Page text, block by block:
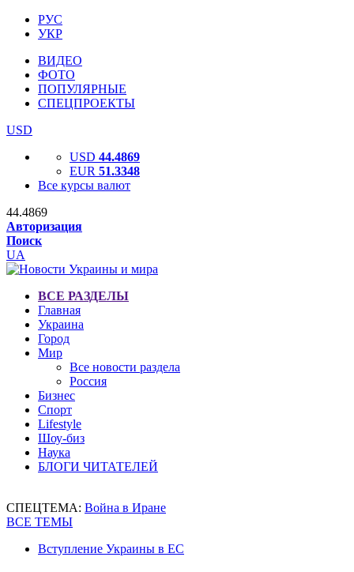
РУС
УКР
ВИДЕО
ФОТО
ПОПУЛЯРНЫЕ
СПЕЦПРОЕКТЫ
USD
USD 44.4869
EUR 51.3348
Все курсы валют
44.4869
Авторизация
Поиск
UA
ВСЕ РАЗДЕЛЫ
Главная
Украина
Город
Мир
Все новости раздела
Россия
Бизнес
Спорт
Lifestyle
Шоу-биз
Наука
БЛОГИ ЧИТАТЕЛЕЙ
СПЕЦТЕМА: Война в Иране
ВСЕ ТЕМЫ
Вступление Украины в ЕС